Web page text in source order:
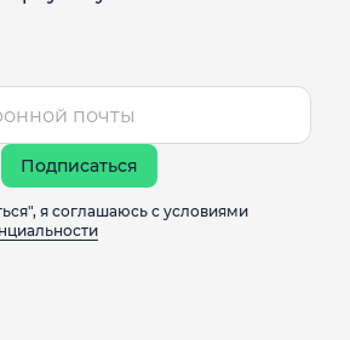
Подписаться
я соглашаюсь с условиями